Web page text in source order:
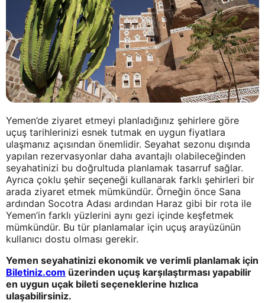
Yemen’de ziyaret etmeyi planladığınız şehirlere göre
uçuş tarihlerinizi esnek tutmak en uygun fiyatlara
ulaşmanız açısından önemlidir. Seyahat sezonu dışında
yapılan rezervasyonlar daha avantajlı olabileceğinden
seyahatinizi bu doğrultuda planlamak tasarruf sağlar.
Ayrıca çoklu şehir seçeneği kullanarak farklı şehirleri bir
arada ziyaret etmek mümkündür. Örneğin önce Sana
ardından Socotra Adası ardından Haraz gibi bir rota ile
Yemen’in farklı yüzlerini aynı gezi içinde keşfetmek
mümkündür. Bu tür planlamalar için uçuş arayüzünün
kullanıcı dostu olması gerekir.
Yemen seyahatinizi ekonomik ve verimli planlamak için
Biletiniz.com üzerinden uçuş karşılaştırması yapabilir
en uygun uçak bileti seçeneklerine hızlıca
ulaşabilirsiniz.